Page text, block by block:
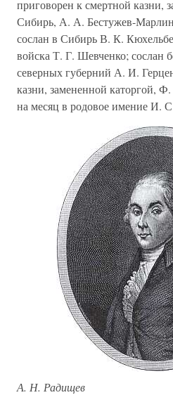
приговорен к смертной казни,
Сибирь, А. А. Бестужев-
сослан в Сибирь В. К.
войска Т. Г. Шевченко; сослан
северных губерний А. И.
казни, замененной каторгой,
на месяц в родовое имение И.
А. Н. Радищев